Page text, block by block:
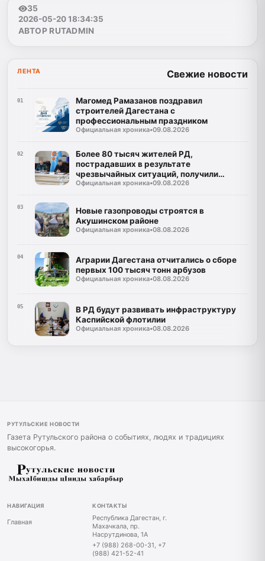
35
2026-05-20 18:34:35
АВТОР RUTADMIN
ЛЕНТА Свежие новости
01
Магомед Рамазанов поздравил
строителей Дагестана с
профессиональным праздником
Официальная хроника•09.08.2026
02
Более 80 тысяч жителей РД,
пострадавших в результате
чрезвычайных ситуаций, получили
финансовую поддержку
Официальная хроника•09.08.2026
03
Новые газопроводы строятся в
Акушинском районе
Официальная хроника•08.08.2026
04
Аграрии Дагестана отчитались о сборе
первых 100 тысяч тонн арбузов
Официальная хроника•08.08.2026
05
В РД будут развивать инфраструктуру
Каспийской флотилии
Официальная хроника•08.08.2026
РУТУЛЬСКИЕ НОВОСТИ
Газета Рутульского района о событиях, людях и традициях
высокогорья.
НАВИГАЦИЯ
Главная
КОНТАКТЫ
Республика Дагестан, г.
Махачкала, пр.
Насрутдинова, 1А
+7 (988) 268-00-31, +7
(988) 421-52-41